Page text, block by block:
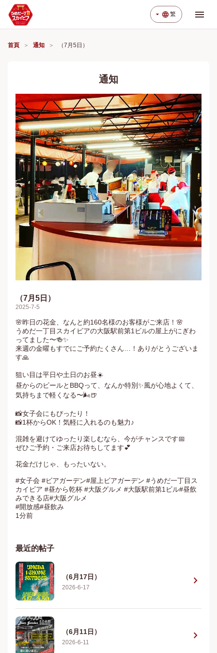
arrow_drop_down language 繁 menu
首頁 通知 （7月5日）
通知
（7月5日）
2025-7-5
🌸昨日の花金、なんと約160名様のお客様がご来店！🌸
うめだ一丁目スカイビアの大阪駅前第1ビルの屋上がにぎわ
ってました〜🍻✨
来週の金曜もすでにご予約たくさん…！ありがとうございま
す🙏
狙い目は平日や土日のお昼☀️
昼からのビールとBBQって、なんか特別✨風が心地よくて、
気持ちまで軽くなる〜🌬️🍺
📸女子会にもぴったり！
📸1杯からOK！気軽に入れるのも魅力♪
混雑を避けてゆったり楽しむなら、今がチャンスです📅
ぜひご予約・ご来店お待ちしてます💕
花金だけじゃ、もったいない。
#女子会 #ビアガーデン#屋上ビアガーデン #うめだ一丁目ス
カイビア #昼から乾杯 #大阪グルメ #大阪駅前第1ビル#昼飲
みできる店#大阪グルメ
#開放感#昼飲み
1分前
最近的帖子
（6月17日）
2026-6-17 chevron_right
（6月11日）
2026-6-11 chevron_right